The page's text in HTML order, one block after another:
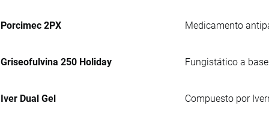
Porcimec 2PX Medicamento
Griseofulvina 250 Holiday Fungistático a
Iver Dual Gel Compuesto por